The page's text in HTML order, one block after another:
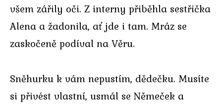
všem zářily oči. Z interny přiběhla sestřička
Alena a žadonila, ať jde i tam. Mráz se
zaskočeně podíval na Věru.
Sněhurku k vám nepustím, dědečku. Musíte
si přivést vlastní, usmál se Němeček a